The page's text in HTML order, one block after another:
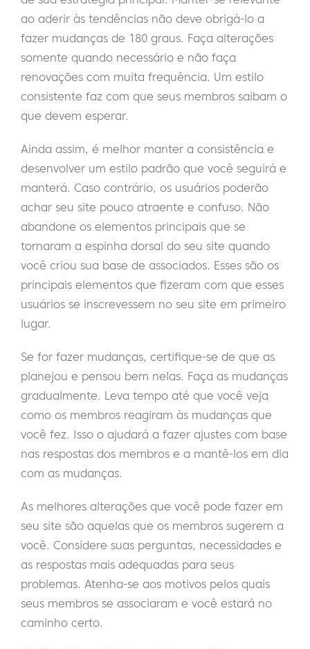
ao aderir às tendências não deve obrigá-lo a
fazer mudanças de 180 graus. Faça alterações
somente quando necessário e não faça
renovações com muita frequência. Um estilo
consistente faz com que seus membros saibam o
que devem esperar.
Ainda assim, é melhor manter a consistência e
desenvolver um estilo padrão que você seguirá e
manterá. Caso contrário, os usuários poderão
achar seu site pouco atraente e confuso. Não
abandone os elementos principais que se
tornaram a espinha dorsal do seu site quando
você criou sua base de associados. Esses são os
principais elementos que fizeram com que esses
usuários se inscrevessem no seu site em primeiro
lugar.
Se for fazer mudanças, certifique-se de que as
planejou e pensou bem nelas. Faça as mudanças
gradualmente. Leva tempo até que você veja
como os membros reagiram às mudanças que
você fez. Isso o ajudará a fazer ajustes com base
nas respostas dos membros e a mantê-los em dia
com as mudanças.
As melhores alterações que você pode fazer em
seu site são aquelas que os membros sugerem a
você. Considere suas perguntas, necessidades e
as respostas mais adequadas para seus
problemas. Atenha-se aos motivos pelos quais
seus membros se associaram e você estará no
caminho certo.